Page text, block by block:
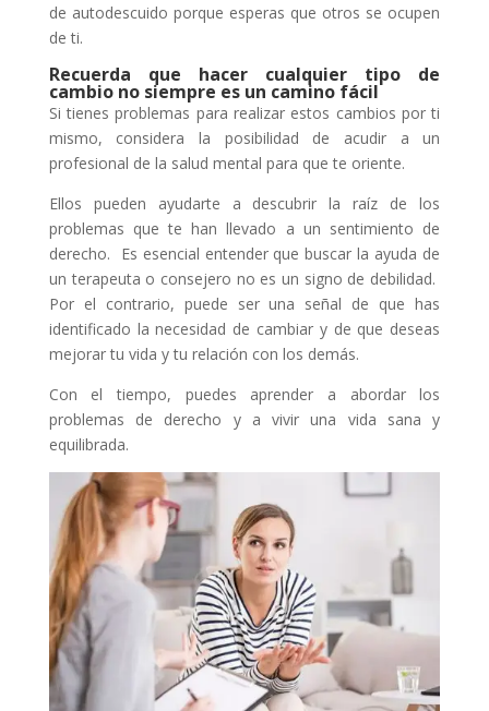
de autodescuido porque esperas que otros se ocupen
de ti.
Recuerda que hacer cualquier tipo de
cambio no siempre es un camino fácil
Si tienes problemas para realizar estos cambios por ti
mismo, considera la posibilidad de acudir a un
profesional de la salud mental para que te oriente.
Ellos pueden ayudarte a descubrir la raíz de los
problemas que te han llevado a un sentimiento de
derecho. Es esencial entender que buscar la ayuda de
un terapeuta o consejero no es un signo de debilidad.
Por el contrario, puede ser una señal de que has
identificado la necesidad de cambiar y de que deseas
mejorar tu vida y tu relación con los demás.
Con el tiempo, puedes aprender a abordar los
problemas de derecho y a vivir una vida sana y
equilibrada.